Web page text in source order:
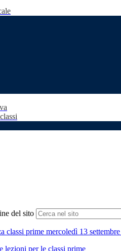
del sito
classi prime mercoledì 13
lezioni per le classi prime